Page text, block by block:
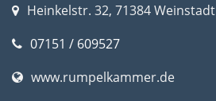
Heinkelstr. 32, 71384 Weinstadt
07151 / 609527
www.rumpelkammer.de